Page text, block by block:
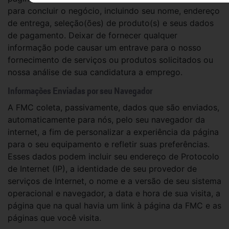
para concluir o negócio, incluindo seu nome, endereço
de entrega, seleção(ões) de produto(s) e seus dados
de pagamento. Deixar de fornecer qualquer
informação pode causar um entrave para o nosso
fornecimento de serviços ou produtos solicitados ou
nossa análise de sua candidatura a emprego.
Informações Enviadas por seu Navegador
A FMC coleta, passivamente, dados que são enviados,
automaticamente para nós, pelo seu navegador da
internet, a fim de personalizar a experiência da página
para o seu equipamento e refletir suas preferências.
Esses dados podem incluir seu endereço de Protocolo
de Internet (IP), a identidade de seu provedor de
serviços de Internet, o nome e a versão de seu sistema
operacional e navegador, a data e hora de sua visita, a
página que na qual havia um link à página da FMC e as
páginas que você visita.